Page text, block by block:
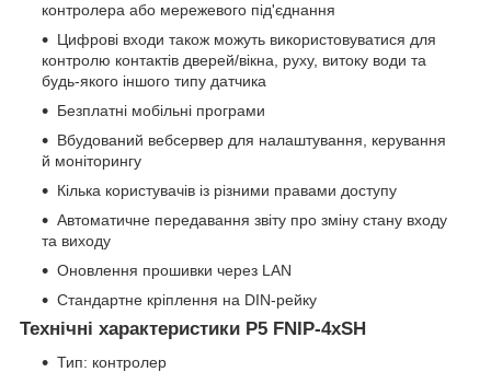
контролера або мережевого під'єднання
Цифрові входи також можуть використовуватися для
контролю контактів дверей/вікна, руху, витоку води та
будь-якого іншого типу датчика
Безплатні мобільні програми
Вбудований вебсервер для налаштування, керування
й моніторингу
Кілька користувачів із різними правами доступу
Автоматичне передавання звіту про зміну стану входу
та виходу
Оновлення прошивки через LAN
Стандартне кріплення на DIN-рейку
Технічні характеристики P5 FNIP-4xSH
Тип: контролер